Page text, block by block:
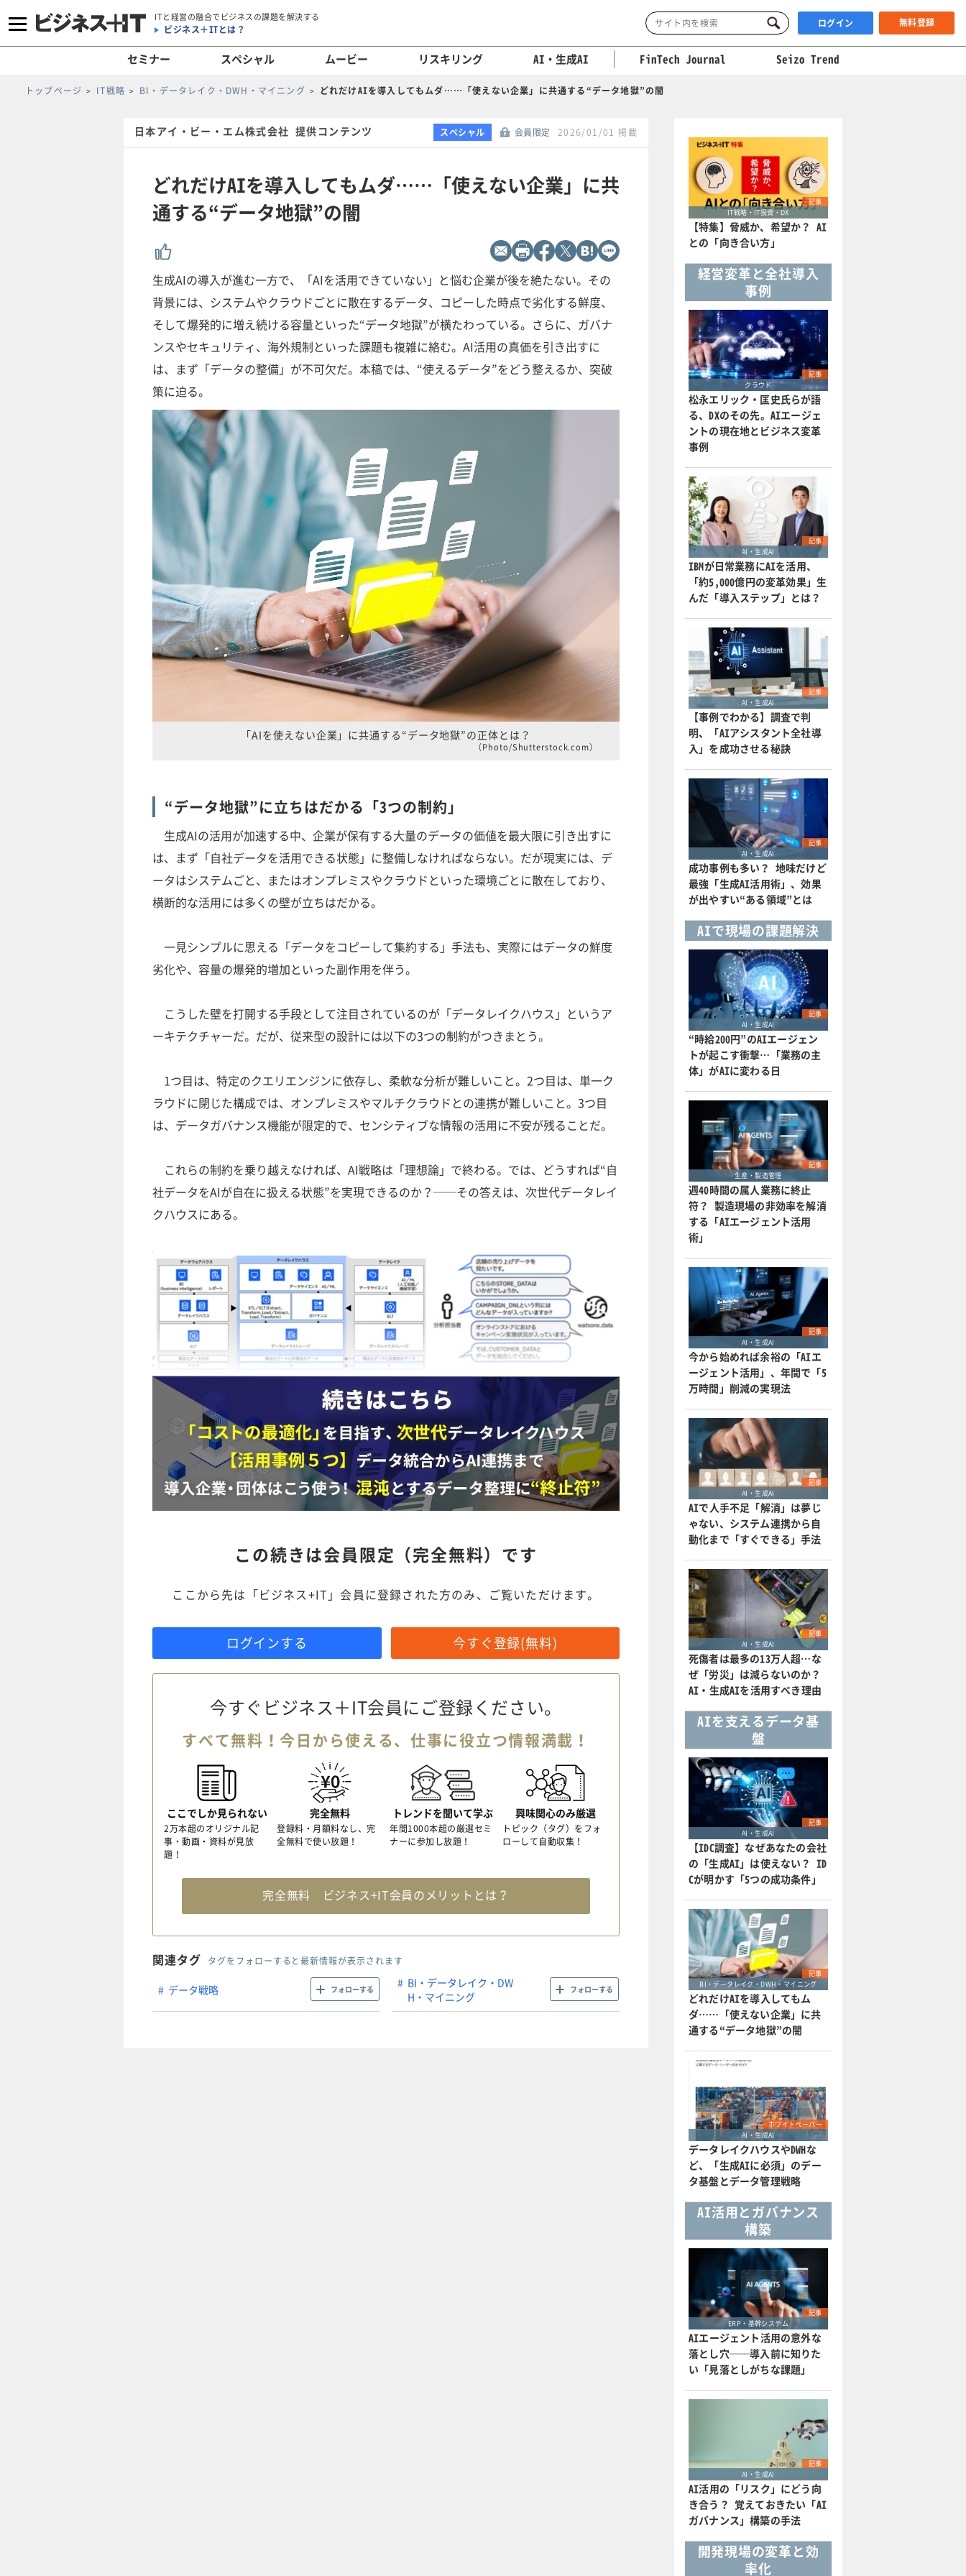
ITと経営の融合でビジネスの課題を解決する
ビジネス＋ITとは？ ログイン 無料登録
セミナー スペシャル ムービー リスキリング AI・生成AI FinTech Journal Seizo Trend
トップページ IT戦略 BI・データレイク・DWH・マイニング どれだけAIを導入してもムダ……「使えない企業」に共通する“データ地獄”の闇
日本アイ・ビー・エム株式会社 提供コンテンツ スペシャル 会員限定 2026/01/01 掲載
どれだけAIを導入してもムダ……「使えない企業」に共
通する“データ地獄”の闇
生成AIの導入が進む一方で、「AIを活用できていない」と悩む企業が後を絶たない。その
背景には、システムやクラウドごとに散在するデータ、コピーした時点で劣化する鮮度、
そして爆発的に増え続ける容量といった“データ地獄”が横たわっている。さらに、ガバナ
ンスやセキュリティ、海外規制といった課題も複雑に絡む。AI活用の真価を引き出すに
は、まず「データの整備」が不可欠だ。本稿では、“使えるデータ”をどう整えるか、突破
策に迫る。
「AIを使えない企業」に共通する“データ地獄”の正体とは？
（Photo/Shutterstock.com）
“データ地獄”に立ちはだかる「3つの制約」
生成AIの活用が加速する中、企業が保有する大量のデータの価値を最大限に引き出すに
は、まず「自社データを活用できる状態」に整備しなければならない。だが現実には、デ
ータはシステムごと、またはオンプレミスやクラウドといった環境ごとに散在しており、
横断的な活用には多くの壁が立ちはだかる。
一見シンプルに思える「データをコピーして集約する」手法も、実際にはデータの鮮度
劣化や、容量の爆発的増加といった副作用を伴う。
こうした壁を打開する手段として注目されているのが「データレイクハウス」というア
ーキテクチャーだ。だが、従来型の設計には以下の3つの制約がつきまとう。
1つ目は、特定のクエリエンジンに依存し、柔軟な分析が難しいこと。2つ目は、単一ク
ラウドに閉じた構成では、オンプレミスやマルチクラウドとの連携が難しいこと。3つ目
は、データガバナンス機能が限定的で、センシティブな情報の活用に不安が残ることだ。
これらの制約を乗り越えなければ、AI戦略は「理想論」で終わる。では、どうすれば“自
社データをAIが自在に扱える状態”を実現できるのか？──その答えは、次世代データレイ
クハウスにある。
この続きは会員限定（完全無料）です
ここから先は「ビジネス+IT」会員に登録された方のみ、ご覧いただけます。
ログインする 今すぐ登録(無料)
今すぐビジネス＋IT会員にご登録ください。
すべて無料！今日から使える、仕事に役立つ情報満載！
ここでしか見られない
2万本超のオリジナル記
事・動画・資料が見放
題！
完全無料
登録料・月額料なし、完
全無料で使い放題！
トレンドを聞いて学ぶ
年間1000本超の厳選セミ
ナーに参加し放題！
興味関心のみ厳選
トピック（タグ）をフォ
ローして自動収集！
完全無料 ビジネス+IT会員のメリットとは？
関連タグ タグをフォローすると最新情報が表示されます
データ戦略 フォローする
BI・データレイク・DW
H・マイニング
フォローする
記事
IT戦略・IT投資・DX
【特集】脅威か、希望か？ AI
との「向き合い方」
経営変革と全社導入
事例
記事
クラウド
松永エリック・匡史氏らが語
る、DXのその先。AIエージェ
ントの現在地とビジネス変革
事例
記事
AI・生成AI
IBMが日常業務にAIを活用、
「約5,000億円の変革効果」生
んだ「導入ステップ」とは？
記事
AI・生成AI
【事例でわかる】調査で判
明、「AIアシスタント全社導
入」を成功させる秘訣
記事
AI・生成AI
成功事例も多い？ 地味だけど
最強「生成AI活用術」、効果
が出やすい“ある領域”とは
AIで現場の課題解決
記事
AI・生成AI
“時給200円”のAIエージェン
トが起こす衝撃…「業務の主
体」がAIに変わる日
記事
生産・製造管理
週40時間の属人業務に終止
符？ 製造現場の非効率を解消
する「AIエージェント活用
術」
記事
AI・生成AI
今から始めれば余裕の「AIエ
ージェント活用」、年間で「5
万時間」削減の実現法
記事
AI・生成AI
AIで人手不足「解消」は夢じ
ゃない、システム連携から自
動化まで「すぐできる」手法
記事
AI・生成AI
死傷者は最多の13万人超…な
ぜ「労災」は減らないのか？
AI・生成AIを活用すべき理由
AIを支えるデータ基
盤
記事
AI・生成AI
【IDC調査】なぜあなたの会社
の「生成AI」は使えない？ ID
Cが明かす「5つの成功条件」
記事
BI・データレイク・DWH・マイニング
どれだけAIを導入してもム
ダ……「使えない企業」に共
通する“データ地獄”の闇
ホワイトペーパー
AI・生成AI
データレイクハウスやDWHな
ど、「生成AIに必須」のデー
タ基盤とデータ管理戦略
AI活用とガバナンス
構築
記事
ERP・基幹システム
AIエージェント活用の意外な
落とし穴──導入前に知りた
い「見落としがちな課題」
記事
AI・生成AI
AI活用の「リスク」にどう向
き合う？ 覚えておきたい「AI
ガバナンス」構築の手法
開発現場の変革と効
率化